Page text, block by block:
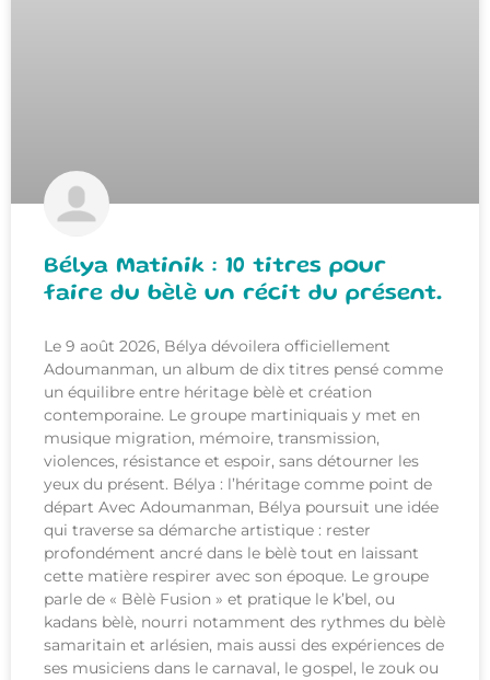
Bélya Matinik : 10 titres pour
faire du bèlè un récit du présent.
Le 9 août 2026, Bélya dévoilera officiellement
Adoumanman, un album de dix titres pensé comme
un équilibre entre héritage bèlè et création
contemporaine. Le groupe martiniquais y met en
musique migration, mémoire, transmission,
violences, résistance et espoir, sans détourner les
yeux du présent. Bélya : l’héritage comme point de
départ Avec Adoumanman, Bélya poursuit une idée
qui traverse sa démarche artistique : rester
profondément ancré dans le bèlè tout en laissant
cette matière respirer avec son époque. Le groupe
parle de « Bèlè Fusion » et pratique le k’bel, ou
kadans bèlè, nourri notamment des rythmes du bèlè
samaritain et arlésien, mais aussi des expériences de
ses musiciens dans le carnaval, le gospel, le zouk ou